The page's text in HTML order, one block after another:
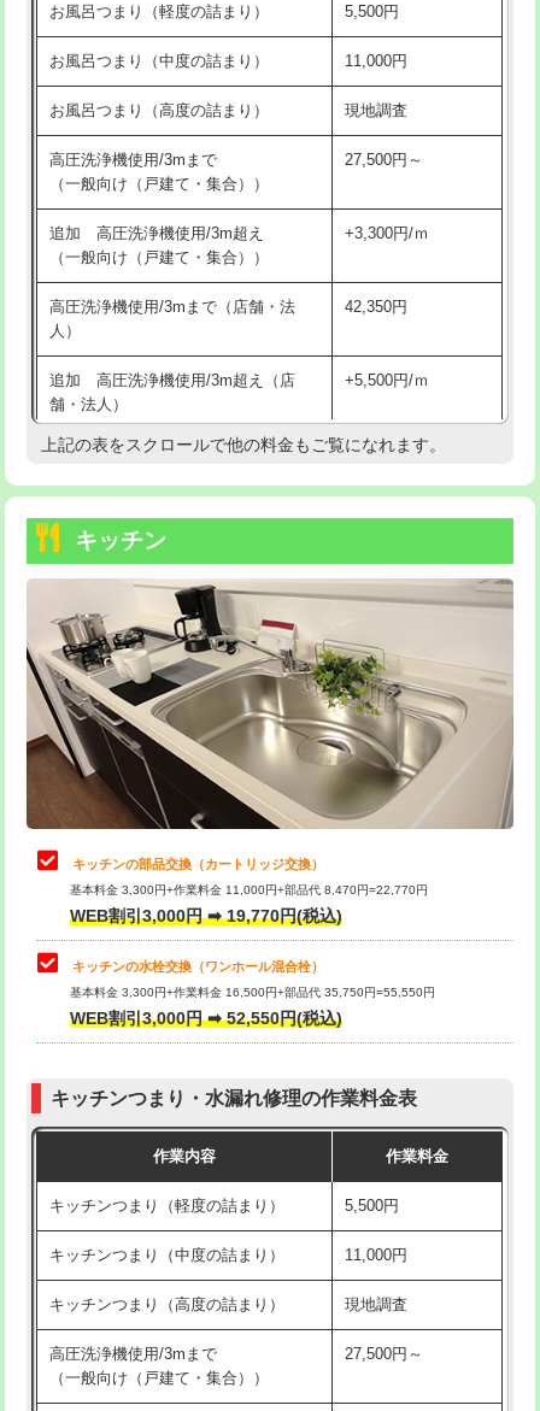
交換・取付(単水栓（壁付・デッキ
式）)
13,200円+材料費
交換・取付(混合水栓（壁付・デッキ
式・ワンホール）)
16,500円+材料費
交換・取付(排水栓・排水トラップ
（P/S/ポップアップ））
22,000円+材料費
交換・取付（その他部品） 11,000円+材料費
持込商品取付（単水栓） 13,200円
持込商品取付（混合水栓）
持込商品取付（浄水器・分岐水栓） 16,500円
持込商品取付（温水洗浄便座） 22,000円
持込商品取付（普通便座⇔温水洗浄便
22,000円
給水管工事※（ホール加工)
給水管工事※（バンド止め) 3,300円
給水管工事※（支持金具設置) 5,500円
給水管工事※（保温材使用（バンド止
め込み）)
5,500円
給水管工事※（土の掘削・埋め戻し作
11,000円
給水管工事※（塩ビ管（VP・HI）使
用/3ｍまで)
給水管工事※（塩ビ管（VP・HI）使
用（追加）/3ｍ超え)
給水管工事※（ライニング鋼管・銅
管・ポリ管・HT管使用/3ｍまで)
44,000円
管・ポリ管・HT管使用/3ｍ超え)
排水管工事（土の掘削・埋め戻し作
11,000円~
排水管工事（排水管工事/3ｍまで） 55,000円
排水管工事（追加 排水管工事/3ｍ超
+11,000円
マス交換（土の掘削・埋め戻し作業）
マス交換（深さ50㎝未満）
お風呂つまり（軽度の詰まり） 5,500円
お風呂つまり（中度の詰まり） 11,000円
お風呂つまり（高度の詰まり） 現地調査
高圧洗浄機使用/3mまで
（一般向け（戸建て・集合））
27,500円～
追加 高圧洗浄機使用/3m超え
（一般向け（戸建て・集合））
+3,300円/ｍ
高圧洗浄機使用/3mまで（店舗・法
人）
42,350円
追加 高圧洗浄機使用/3m超え（店
舗・法人）
+5,500円/ｍ
高度高圧洗浄換 現地調査
トーラー機使用/3mまで
追加トーラー機使用/3m超え +3,300円
カメラ調査 33,000円
桝清掃 8,800円
止水・漏水調査・防水処理・清掃・修
理・調整・分解・加工など（軽作業）
11,000円
止水・漏水調査・防水処理・清掃・修
理・調整・分解・加工など（中作業）
22,000円
止水・漏水調査・防水処理・清掃・修
理・調整・分解・加工など（重作業）
33,000円
お風呂タンク脱着
その他部品の脱着
式・ワンホール）)
交換・取付(排水栓・排水トラップ
22,000円+材料費
持込商品取付（単水栓）
上記の表をスクロールで他の料金もご覧になれます。
キッチン
キッチンの部品交換（カートリッジ交換）
基本料金 3,300円+作業料金 11,000円+部品代 8,470円=22,770円
WEB割引3,000円 ➡ 19,770円(税込)
キッチンの水栓交換（ワンホール混合栓）
基本料金 3,300円+作業料金 16,500円+部品代 35,750円=55,550円
WEB割引3,000円 ➡ 52,550円(税込)
キッチンつまり・水漏れ修理の作業料金表
作業内容 作業料金
キッチンつまり（軽度の詰まり） 5,500円
キッチンつまり（中度の詰まり） 11,000円
キッチンつまり（高度の詰まり） 現地調査
高圧洗浄機使用/3mまで
（一般向け（戸建て・集合））
27,500円～